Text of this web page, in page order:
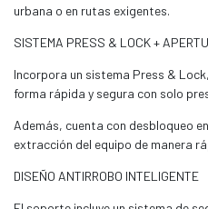
urbana o en rutas exigentes.
SISTEMA PRESS & LOCK +
Incorpora un sistema Press &
forma rápida y segura con solo
Además, cuenta con desbloqueo
extracción del equipo de manera
DISEÑO ANTIRROBO INTELIGENTE